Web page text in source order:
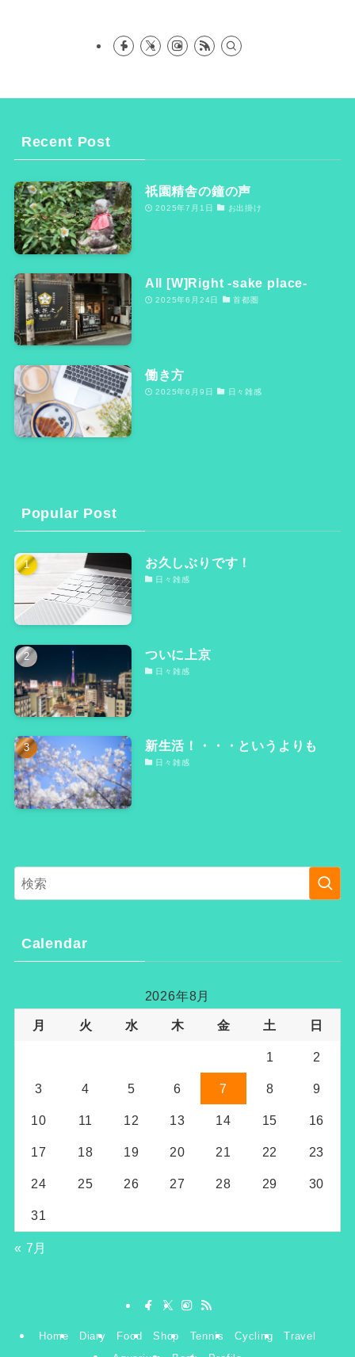
Recent Post
祇園精舎の鐘の声
2025年7月1日 お出掛け
All [W]Right -sake place-
2025年6月24日 首都圏
働き方
2025年6月9日 日々雑感
Popular Post
お久しぶりです！
日々雑感
ついに上京
日々雑感
新生活！・・・というよりも
日々雑感
Calendar
2026年8月
月 火 水 木 金 土 日
1 2
3 4 5 6 7 8 9
10 11 12 13 14 15 16
17 18 19 20 21 22 23
24 25 26 27 28 29 30
31
« 7月
Home Diary Food Shop Tennis Cycling
Travel